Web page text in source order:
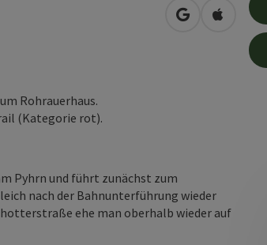
in Google
in
Rohrauerhaus.
(Kategorie rot).
Pyhrn und führt zunächst zum
nach der Bahnunterführung wieder
ehe man oberhalb wieder auf